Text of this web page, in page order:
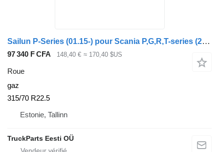
Sailun P-Series (01.15-) pour Scania P,G,R,T-series (2004-2017)
97 340 F CFA 148,40 € ≈ 170,40 $US
Roue
gaz
315/70 R22.5
Estonie, Tallinn
TruckParts Eesti OÜ